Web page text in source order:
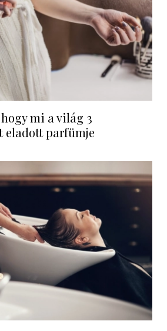
mi a világ 3
eladott parfümje